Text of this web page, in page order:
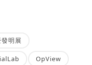
明展
OpView